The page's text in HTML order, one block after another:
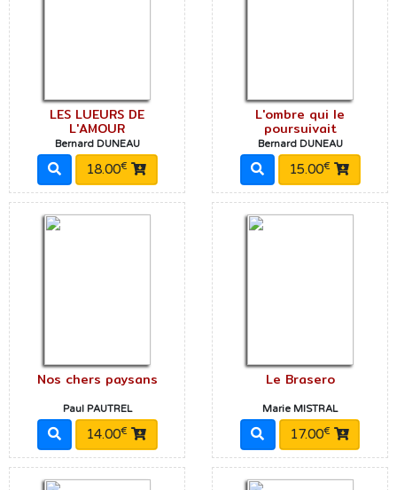
LES LUEURS DE
L'AMOUR
Bernard DUNEAU
18.00€
L'ombre qui le
poursuivait
Bernard DUNEAU
15.00€
Nos chers paysans
Paul PAUTREL
14.00€
Le Brasero
Marie MISTRAL
17.00€